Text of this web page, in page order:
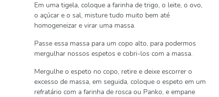
Em uma tigela, coloque a farinha de trigo, o leite, o ovo,
o açúcar e o sal, misture tudo muito bem até
homogeneizar e virar uma massa.
Passe essa massa para um copo alto, para podermos
mergulhar nossos espetos e cobri-los com a massa.
Mergulhe o espeto no copo, retire e deixe escorrer o
excesso de massa, em seguida, coloque o espeto em um
refratário com a farinha de rosca ou Panko, e empane